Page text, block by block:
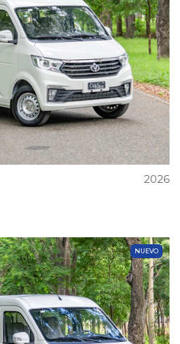
2026
NUEVO